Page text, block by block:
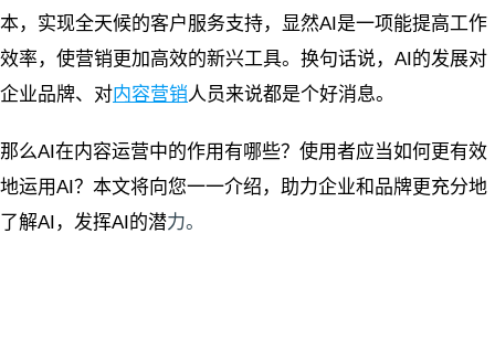
本，实现全天候的客户服务支持，显然AI是一项能提高工作
效率，使营销更加高效的新兴工具。换句话说，AI的发展对
企业品牌、对内容营销人员来说都是个好消息。
那么AI在内容运营中的作用有哪些？使用者应当如何更有效
地运用AI？本文将向您一一介绍，助力企业和品牌更充分地
了解AI，发挥AI的潜力。